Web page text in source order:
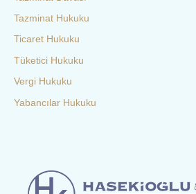
Tazminat Hukuku
Ticaret Hukuku
Tüketici Hukuku
Vergi Hukuku
Yabancılar Hukuku